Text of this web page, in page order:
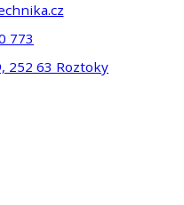
773
252 63 Roztoky